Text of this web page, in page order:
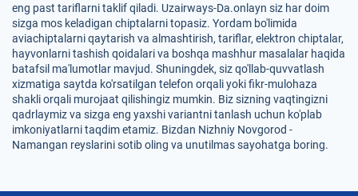
eng past tariflarni taklif qiladi. Uzairways-Da.onlayn siz har doim
sizga mos keladigan chiptalarni topasiz. Yordam bo'limida
aviachiptalarni qaytarish va almashtirish, tariflar, elektron chiptalar,
hayvonlarni tashish qoidalari va boshqa mashhur masalalar haqida
batafsil ma'lumotlar mavjud. Shuningdek, siz qo'llab-quvvatlash
xizmatiga saytda ko'rsatilgan telefon orqali yoki fikr-mulohaza
shakli orqali murojaat qilishingiz mumkin. Biz sizning vaqtingizni
qadrlaymiz va sizga eng yaxshi variantni tanlash uchun ko'plab
imkoniyatlarni taqdim etamiz. Bizdan Nizhniy Novgorod -
Namangan reyslarini sotib oling va unutilmas sayohatga boring.